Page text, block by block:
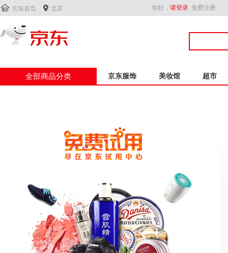
 京东首页  北京 你好， 请登录 免费注册
全部商品分类 京东服饰 美妆馆 超市